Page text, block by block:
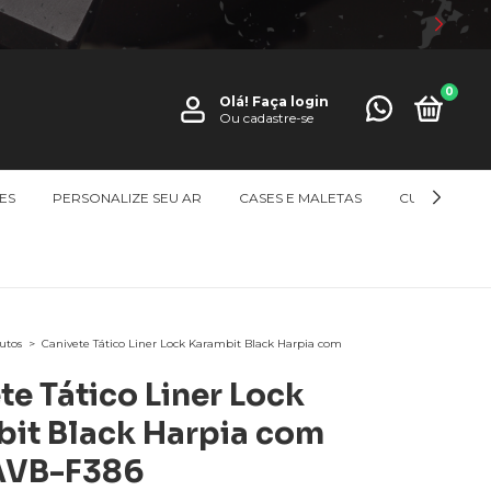
Olá! Faça login
Ou cadastre-se
0
PERSONALIZE SEU AR CASES E MALETAS CUTELARIA
> Canivete Tático Liner Lock Karambit Black Harpia com
Tático Liner Lock
Black Harpia com
F386